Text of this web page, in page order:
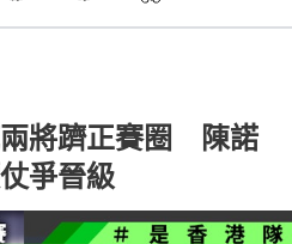
將躋正賽圈 陳諾
爭晉級